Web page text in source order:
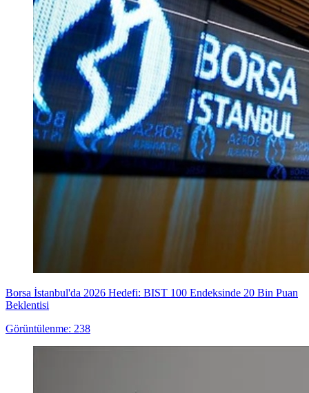
Borsa İstanbul'da 2026 Hedefi: BIST 100 Endeksinde 20 Bin Puan
Beklentisi
Görüntülenme: 238